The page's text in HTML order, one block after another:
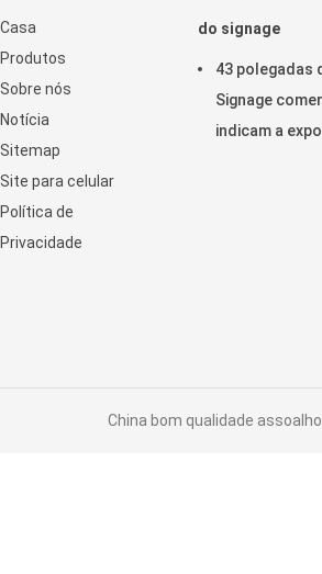
Casa
Produtos
Sobre nós
Notícia
Sitemap
Site para celular
Política de
Privacidade
do signage
43 polegadas
Signage
indicam a
China bom qualidade